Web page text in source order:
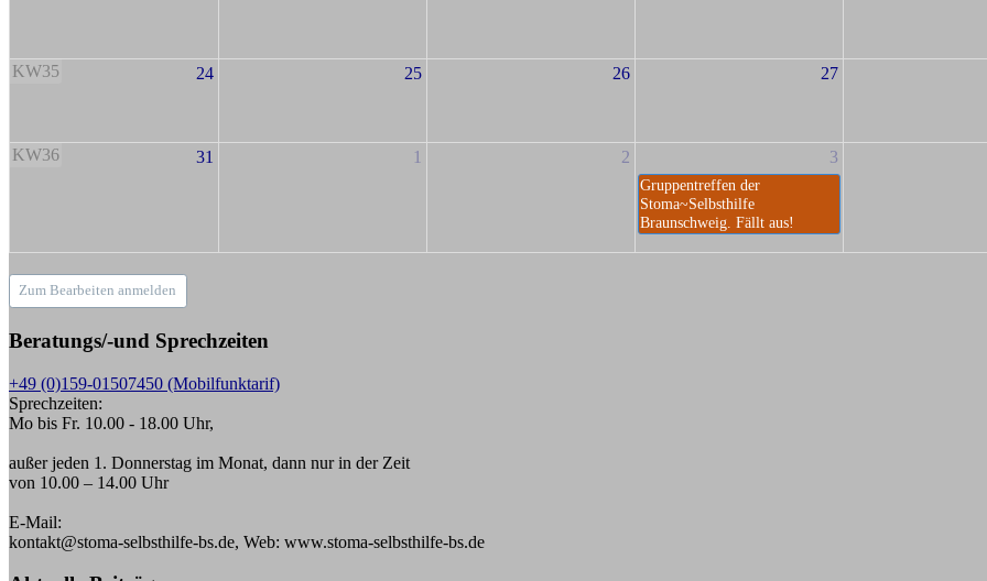
KW35 24 25 26 27
KW36 31 1 2 3
Gruppentreffen der
Stoma~Selbsthilfe
Braunschweig. Fällt aus!
Zum Bearbeiten anmelden
Beratungs/-und Sprechzeiten
+49 (0)159-01507450 (Mobilfunktarif)
Sprechzeiten:
Mo bis Fr. 10.00 - 18.00 Uhr,
außer jeden 1. Donnerstag im Monat, dann nur in der Zeit
von 10.00 – 14.00 Uhr
E-Mail:
kontakt@stoma-selbsthilfe-bs.de, Web: www.stoma-selbsthilfe-bs.de